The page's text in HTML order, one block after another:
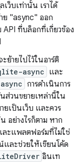
ว็บเท่านั้น เราได้
ย "async" ออก
API ที่บล็อกที่เกี่ยวข้อง
ย้ายไปไว้ในอาร์ติ
async และ
การดำเนินการ
ส่วนขยายเหล่านี้ใน
ยเป็นเว็บ และควร
อย่างไรก็ตาม หาก
ะแพลตฟอร์มที่ไม่ใช่
ละช่วยให้เขียนโค้ด
อินเท